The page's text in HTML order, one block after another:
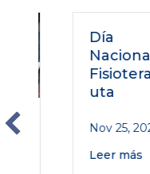
Día
Nacional
Fisioterape
uta
Nov 25, 2024
Leer más